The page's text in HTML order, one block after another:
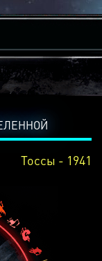
Тоссы - 1941